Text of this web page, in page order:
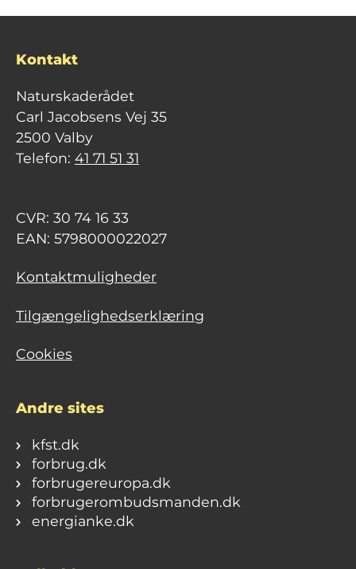
Kontakt
Naturskaderådet
Carl Jacobsens Vej 35
2500 Valby
Telefon: 41 71 51 31
CVR: 30 74 16 33
EAN: 5798000022027
Kontaktmuligheder
Tilgængelighedserklæring
Cookies
Andre sites
kfst.dk
forbrug.dk
forbrugereuropa.dk
forbrugerombudsmanden.dk
energianke.dk